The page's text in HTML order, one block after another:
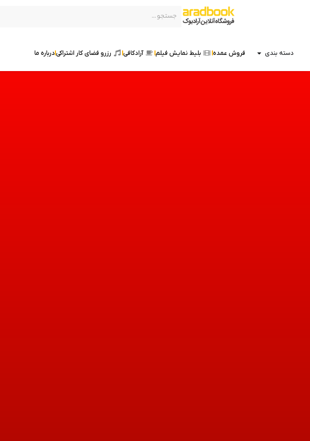
دسته بندی فروش عمده بلیط نمایش فیلم آرادکافی رزرو فضای کار اشتراکیدرباره ما